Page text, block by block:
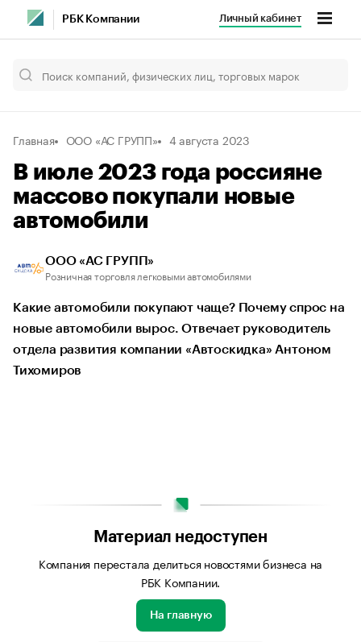
РБК Компании Личный кабинет
Главная ООО «АС ГРУПП» 4 августа 2023
В июле 2023 года россияне
массово покупали новые
автомобили
ООО «АС ГРУПП»
Розничная торговля легковыми автомобилями
Какие автомобили покупают чаще? Почему спрос на
новые автомобили вырос. Отвечает руководитель
отдела развития компании «Автоскидка» Антоном
Тихомиров
Материал недоступен
Компания перестала делиться новостями бизнеса на
РБК Компании.
На главную